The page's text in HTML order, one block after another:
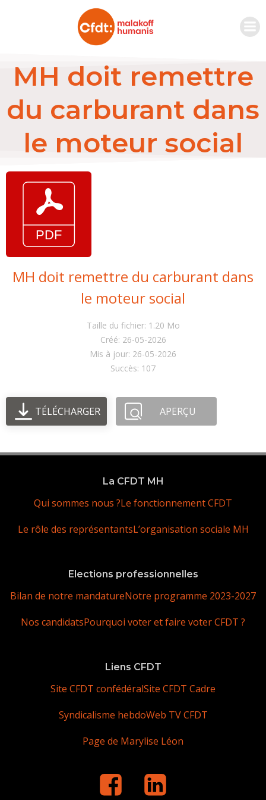
MH doit remettre
du carburant dans
le moteur social
MH doit remettre du carburant dans
le moteur social
Taille du fichier: 1.20 Mo
Créé: 26-05-2026
Mis à jour: 26-05-2026
Succès: 107
TÉLÉCHARGER APERÇU
La CFDT MH
Qui sommes nous ?Le fonctionnement CFDT
Le rôle des représentantsL’organisation sociale MH
Elections professionnelles
Bilan de notre mandatureNotre programme 2023-2027
Nos candidatsPourquoi voter et faire voter CFDT ?
Liens CFDT
Site CFDT confédéralSite CFDT Cadre
Syndicalisme hebdoWeb TV CFDT
Page de Marylise Léon